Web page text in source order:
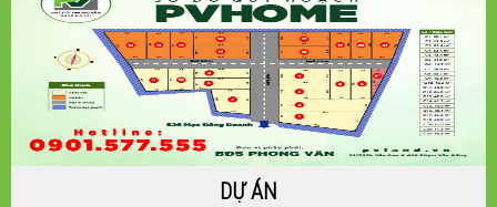
DỰ ÁN